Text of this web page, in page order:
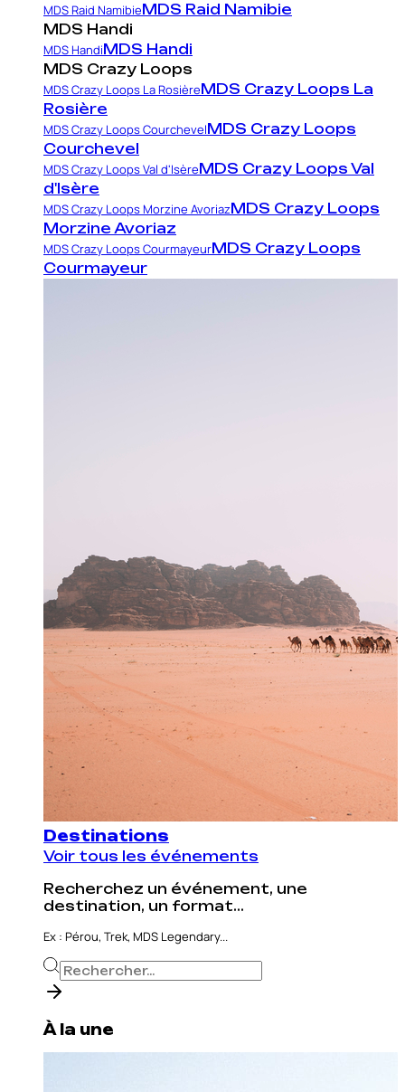
MDS Raid NamibieMDS Raid Namibie
MDS Handi
MDS HandiMDS Handi
MDS Crazy Loops
MDS Crazy Loops La RosièreMDS Crazy Loops La
Rosière
MDS Crazy Loops CourchevelMDS Crazy Loops
Courchevel
MDS Crazy Loops Val d'IsèreMDS Crazy Loops Val
d'Isère
MDS Crazy Loops Morzine AvoriazMDS Crazy Loops
Morzine Avoriaz
MDS Crazy Loops CourmayeurMDS Crazy Loops
Courmayeur
Destinations
Voir tous les événements
Recherchez un événement, une
destination, un format...
Ex : Pérou, Trek, MDS Legendary...
À la une